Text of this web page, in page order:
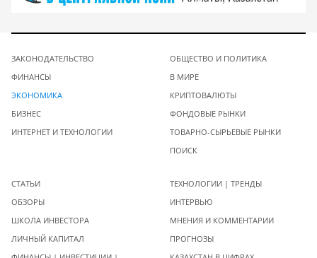
ЗАКОНОДАТЕЛЬСТВО
ФИНАНСЫ
ЭКОНОМИКА
БИЗНЕС
ИНТЕРНЕТ И ТЕХНОЛОГИИ
ОБЩЕСТВО И ПОЛИТИКА
В МИРЕ
КРИПТОВАЛЮТЫ
ФОНДОВЫЕ РЫНКИ
ТОВАРНО-СЫРЬЕВЫЕ РЫНКИ
ПОИСК
СТАТЬИ
ОБЗОРЫ
ШКОЛА ИНВЕСТОРА
ЛИЧНЫЙ КАПИТАЛ
ТЕХНОЛОГИИ | ТРЕНДЫ
ИНТЕРВЬЮ
МНЕНИЯ И КОММЕНТАРИИ
ПРОГНОЗЫ